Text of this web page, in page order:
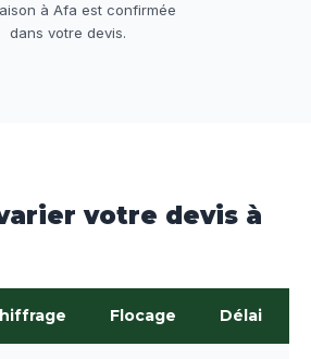
à Afa est confirmée
dans votre devis.
votre devis à
Flocage Délai